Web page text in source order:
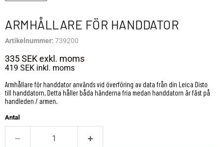
ARMHÅLLARE FÖR HANDDATOR
Artikelnummer: 739200
335 SEKexkl. moms
419 SEK inkl. moms
Armhållare för handdator används vid överföring av data från din Leica Disto
till handdatorn. Detta håller båda händerna fria medan handdatorn är fäst på
handleden / armen.
Antal